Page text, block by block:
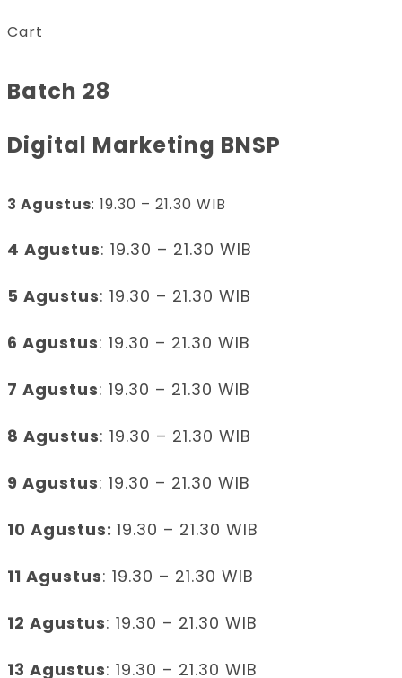
Cart
Batch 28
Digital Marketing BNSP
3 Agustus: 19.30 – 21.30 WIB
4 Agustus: 19.30 – 21.30 WIB
5 Agustus: 19.30 – 21.30 WIB
6 Agustus: 19.30 – 21.30 WIB
7 Agustus: 19.30 – 21.30 WIB
8 Agustus: 19.30 – 21.30 WIB
9 Agustus: 19.30 – 21.30 WIB
10 Agustus: 19.30 – 21.30 WIB
11 Agustus: 19.30 – 21.30 WIB
12 Agustus: 19.30 – 21.30 WIB
13 Agustus: 19.30 – 21.30 WIB